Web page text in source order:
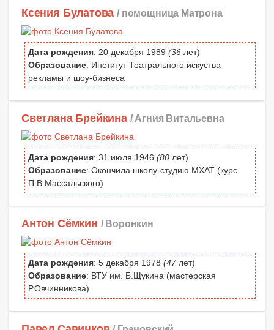
Ксения Булатова / помощница Матрона
Дата рождения: 20 декабря 1989 (36 лет)
Образование: Институт Театрального искуства
рекламы и шоу-бизнеса
Светлана Брейкина / Агния Витальевна
Дата рождения: 31 июля 1946 (80 лет)
Образование: Окончила школу-студию МХАТ (курс
П.В.Масcальского)
Антон Сёмкин / Воронкин
Дата рождения: 5 декабря 1978 (47лет)
Образование: ВТУ им. Б.Щукина (мастерская
Р.Овчинникова)